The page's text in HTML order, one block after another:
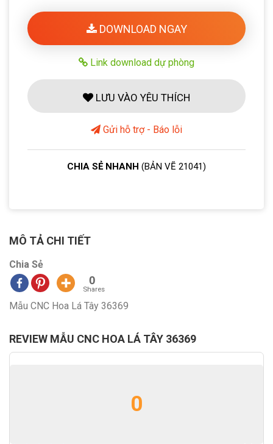
DOWNLOAD NGAY
Link download dự phòng
LƯU VÀO YÊU THÍCH
Gửi hỗ trợ - Báo lỗi
CHIA SẺ NHANH (BẢN VẼ 21041)
MÔ TẢ CHI TIẾT
Chia Sẻ
0
Shares
Mẫu CNC Hoa Lá Tây 36369
REVIEW MẪU CNC HOA LÁ TÂY 36369
0